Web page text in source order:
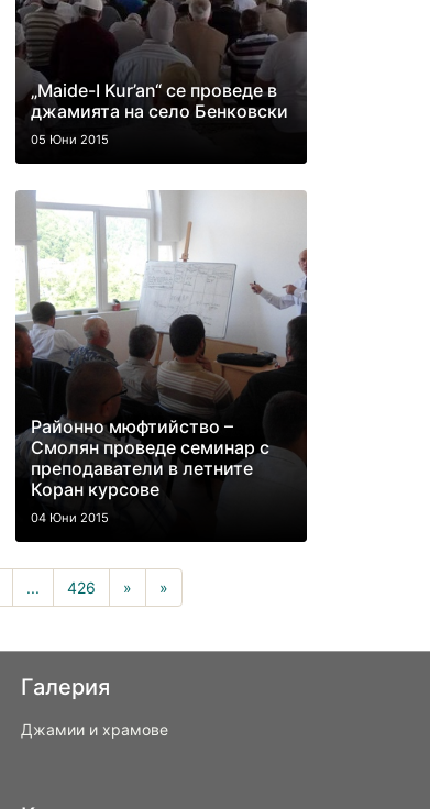
„Мaide-I Kur’an“ се проведе в
джамията на село Бенковски
05 Юни 2015
Районно мюфтийство –
Смолян проведе семинар с
преподаватели в летните
Коран курсове
04 Юни 2015
... 426 » »
Галерия
Джамии и храмове